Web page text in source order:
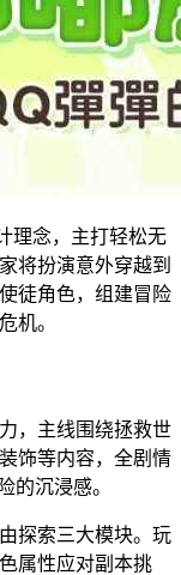
理念，主打轻松无
将扮演意外穿越到
徒角色，组建冒险
机。
，主线围绕拯救世
饰等内容，全剧情
的沉浸感。
探索三大模块。玩
属性应对副本挑